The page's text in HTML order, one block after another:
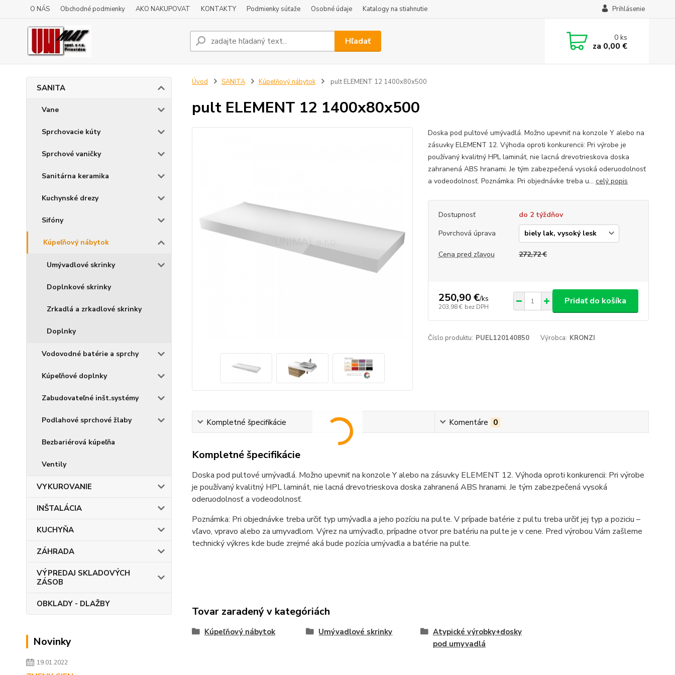
O NÁS Obchodné podmienky AKO NAKUPOVAT KONTAKTY Podmienky súťaže Osobné údaje Katalogy na stiahnutie Prihlásenie
Hľadať 0ks
za 0,00 €
SANITA
Vane
Sprchovacie kúty
Sprchové vaničky
Sanitárna keramika
Kuchynské drezy
Sifóny
Kúpeľňový nábytok
Umývadlové skrinky
Doplnkové skrinky
Zrkadlá a zrkadlové skrinky
Doplnky
Vodovodné batérie a sprchy
Kúpeľňové doplnky
Zabudovateľné inšt.systémy
Podlahové sprchové žlaby
Bezbariérová kúpeľňa
Ventily
VYKUROVANIE
INŠTALÁCIA
KUCHYŇA
ZÁHRADA
VÝPREDAJ SKLADOVÝCH
ZÁSOB
OBKLADY - DLAŽBY
Novinky
19.01.2022
Úvod SANITA Kúpeľňový nábytok pult ELEMENT 12 1400x80x500
pult ELEMENT 12 1400x80x500
Doska pod pultové umývadlá. Možno upevniť na konzole Y alebo na
zásuvky ELEMENT 12. Výhoda oproti konkurencii: Pri výrobe je
používaný kvalitný HPL laminát, nie lacná drevotrieskova doska
zahranená ABS hranami. Je tým zabezpečená vysoká oderuodolnosť
a vodeodolnosť. Poznámka: Pri objednávke treba u... celý popis
Dostupnosť
do 2 týždňov
Povrchová úprava
Cena pred zľavou 272,72 €
250,90 €/ks
203,98 € bez DPH
Pridať do košíka
Číslo produktu: PUEL120140850 Výrobca: KRONZI
Kompletné špecifikácie Komentáre 0
Kompletné špecifikácie
Doska pod pultové umývadlá. Možno upevniť na konzole Y alebo na zásuvky ELEMENT 12. Výhoda oproti konkurencii: Pri výrobe
je používaný kvalitný HPL laminát, nie lacná drevotrieskova doska zahranená ABS hranami. Je tým zabezpečená vysoká
oderuodolnosť a vodeodolnosť.
Poznámka: Pri objednávke treba určiť typ umývadla a jeho pozíciu na pulte. V prípade batérie z pultu treba určiť jej typ a poziciu –
vľavo, vpravo alebo za umyvadlom. Výrez na umývadlo, prípadne otvor pre batériu na pulte je v cene. Pred výrobou Vám zašleme
technický výkres kde bude zrejmé aká bude pozícia umývadla a batérie na pulte.
Tovar zaradený v kategóriách
Kúpeľňový nábytok Umývadlové skrinky
Atypické výrobky+dosky
pod umyvadlá